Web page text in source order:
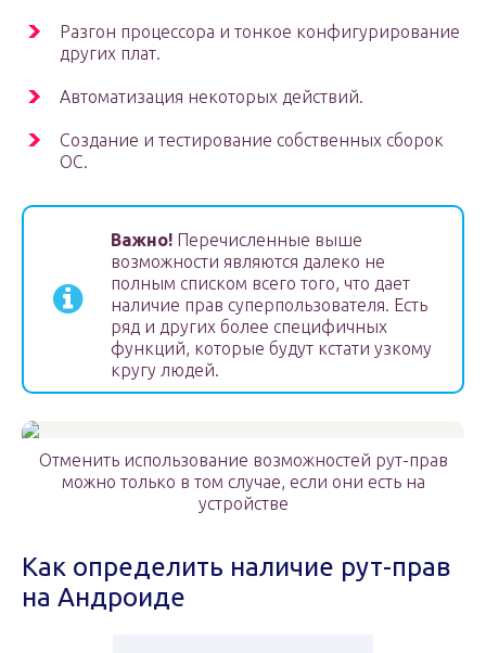
Разгон процессора и тонкое конфигурирование
других плат.
Автоматизация некоторых действий.
Создание и тестирование собственных сборок
ОС.
Важно! Перечисленные выше
возможности являются далеко не
полным списком всего того, что дает
наличие прав суперпользователя. Есть
ряд и других более специфичных
функций, которые будут кстати узкому
кругу людей.
Отменить использование возможностей рут-прав
можно только в том случае, если они есть на
устройстве
Как определить наличие рут-прав
на Андроиде